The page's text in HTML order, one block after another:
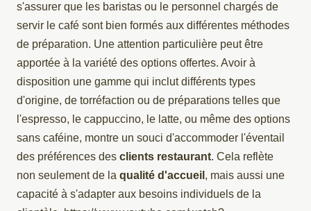
s'assurer que les baristas ou le personnel chargés de
servir le café sont bien formés aux différentes méthodes
de préparation. Une attention particulière peut être
apportée à la variété des options offertes. Avoir à
disposition une gamme qui inclut différents types
d'origine, de torréfaction ou de préparations telles que
l'espresso, le cappuccino, le latte, ou même des options
sans caféine, montre un souci d'accommoder l'éventail
des préférences des clients restaurant. Cela reflète
non seulement de la qualité d'accueil , mais aussi une
capacité à s'adapter aux besoins individuels de la